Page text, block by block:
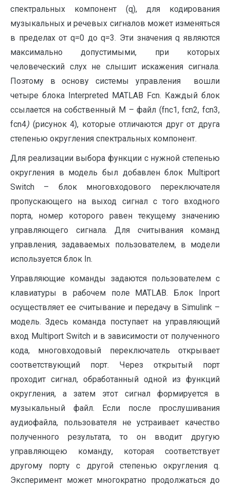
спектральных компонент (q), для кодирования
музыкальных и речевых сигналов может изменяться
в пределах от q=0 до q=3. Эти значения q являются
максимально допустимыми, при которых
человеческий слух не слышит искажения сигнала.
Поэтому в основу системы управления вошли
четыре блока Interpreted MATLAB Fcn. Каждый блок
ссылается на собственный М – файл (fnc1, fcn2, fcn3,
fcn4) (рисунок 4), которые отличаются друг от друга
степенью округления спектральных компонент.
Для реализации выбора функции с нужной степенью
округления в модель был добавлен блок Multiport
Switch – блок многовходового переключателя
пропускающего на выход сигнал с того входного
порта, номер которого равен текущему значению
управляющего сигнала. Для считывания команд
управления, задаваемых пользователем, в модели
используется блок In.
Управляющие команды задаются пользователем с
клавиатуры в рабочем поле MATLAB. Блок Inport
осуществляет ее считывание и передачу в Simulink –
модель. Здесь команда поступает на управляющий
вход Multiport Switch и в зависимости от полученного
кода, многовходовый переключатель открывает
соответствующий порт. Через открытый порт
проходит сигнал, обработанный одной из функций
округления, а затем этот сигнал формируется в
музыкальный файл. Если после прослушивания
аудиофайла, пользователя не устраивает качество
полученного результата, то он вводит другую
управляющею команду, которая соответствует
другому порту с другой степенью округления q.
Эксперимент может многократно продолжаться до